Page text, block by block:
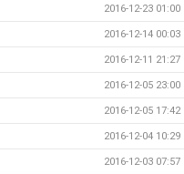
2016-12-23 01:00
2016-12-14 00:03
2016-12-11 21:27
2016-12-05 23:00
2016-12-05 17:42
2016-12-04 10:29
2016-12-03 07:57